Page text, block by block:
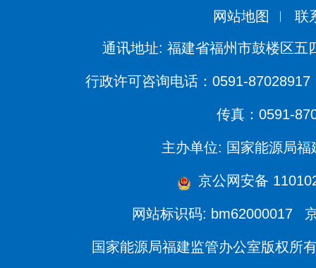
网站地图 联
通讯地址: 福建省福州市鼓楼区五
行政许可咨询电话：0591-
传真：0591-
主办单位: 国家能源局福
京公网安备
网站标识码: bm62000017
国家能源局福建监管办公室版权所